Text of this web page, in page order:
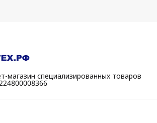
магазин специализированных товаров